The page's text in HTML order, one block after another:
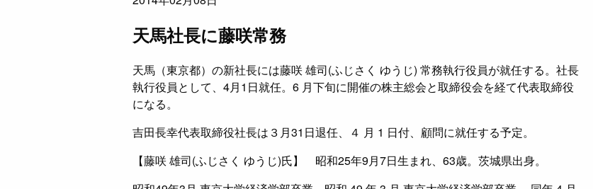
天馬社長に藤咲常務
天馬（東京都）の新社長には藤咲 雄司(ふじさく ゆうじ) 常務執行役員が就任する。社長
執行役員として、4月1日就任。6 月下旬に開催の株主総会と取締役会を経て代表取締役
になる。
吉田長幸代表取締役社長は３月31日退任、４ 月 1 日付、顧問に就任する予定。
【藤咲 雄司(ふじさく ゆうじ)氏】 昭和25年9月7日生まれ、63歳。茨城県出身。